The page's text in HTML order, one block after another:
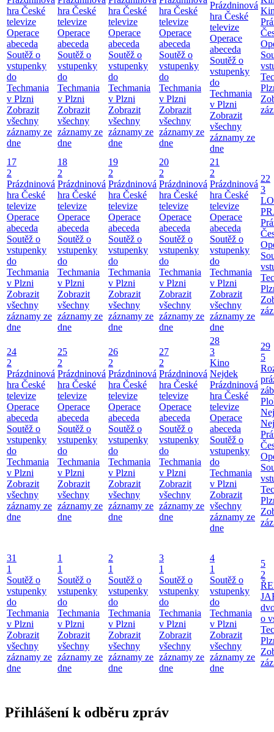
hra České
televize
Operace
abeceda
Soutěž o
vstupenky
do
Techmania
v Plzni
Zobrazit
všechny
záznamy ze
dne
hra České
televize
Operace
abeceda
Soutěž o
vstupenky
do
Techmania
v Plzni
Zobrazit
všechny
záznamy ze
dne
hra České
televize
Operace
abeceda
Soutěž o
vstupenky
do
Techmania
v Plzni
Zobrazit
všechny
záznamy ze
dne
hra České
televize
Operace
abeceda
Soutěž o
vstupenky
do
Techmania
v Plzni
Zobrazit
všechny
záznamy ze
dne
Prázdninová
hra České
televize
Operace
abeceda
Soutěž o
vstupenky
do
Techmania
v Plzni
Zobrazit
všechny
záznamy ze
dne
17
2
Prázdninová
hra České
televize
Operace
abeceda
Soutěž o
vstupenky
do
Techmania
v Plzni
Zobrazit
všechny
záznamy ze
dne
18
2
Prázdninová
hra České
televize
Operace
abeceda
Soutěž o
vstupenky
do
Techmania
v Plzni
Zobrazit
všechny
záznamy ze
dne
19
2
Prázdninová
hra České
televize
Operace
abeceda
Soutěž o
vstupenky
do
Techmania
v Plzni
Zobrazit
všechny
záznamy ze
dne
20
2
Prázdninová
hra České
televize
Operace
abeceda
Soutěž o
vstupenky
do
Techmania
v Plzni
Zobrazit
všechny
záznamy ze
dne
21
2
Prázdninová
hra České
televize
Operace
abeceda
Soutěž o
vstupenky
do
Techmania
v Plzni
Zobrazit
všechny
záznamy ze
dne
22
3
24
2
Prázdninová
hra České
televize
Operace
abeceda
Soutěž o
vstupenky
do
Techmania
v Plzni
Zobrazit
všechny
záznamy ze
dne
25
2
Prázdninová
hra České
televize
Operace
abeceda
Soutěž o
vstupenky
do
Techmania
v Plzni
Zobrazit
všechny
záznamy ze
dne
26
2
Prázdninová
hra České
televize
Operace
abeceda
Soutěž o
vstupenky
do
Techmania
v Plzni
Zobrazit
všechny
záznamy ze
dne
27
2
Prázdninová
hra České
televize
Operace
abeceda
Soutěž o
vstupenky
do
Techmania
v Plzni
Zobrazit
všechny
záznamy ze
dne
28
3
Kino
Nejdek
Prázdninová
hra České
televize
Operace
abeceda
Soutěž o
vstupenky
do
Techmania
v Plzni
Zobrazit
všechny
záznamy ze
dne
29
5
31
1
Soutěž o
vstupenky
do
Techmania
v Plzni
Zobrazit
všechny
záznamy ze
dne
1
1
Soutěž o
vstupenky
do
Techmania
v Plzni
Zobrazit
všechny
záznamy ze
dne
2
1
Soutěž o
vstupenky
do
Techmania
v Plzni
Zobrazit
všechny
záznamy ze
dne
3
1
Soutěž o
vstupenky
do
Techmania
v Plzni
Zobrazit
všechny
záznamy ze
dne
4
1
Soutěž o
vstupenky
do
Techmania
v Plzni
Zobrazit
všechny
záznamy ze
dne
5
2
o
Přihlášení k odběru zpráv